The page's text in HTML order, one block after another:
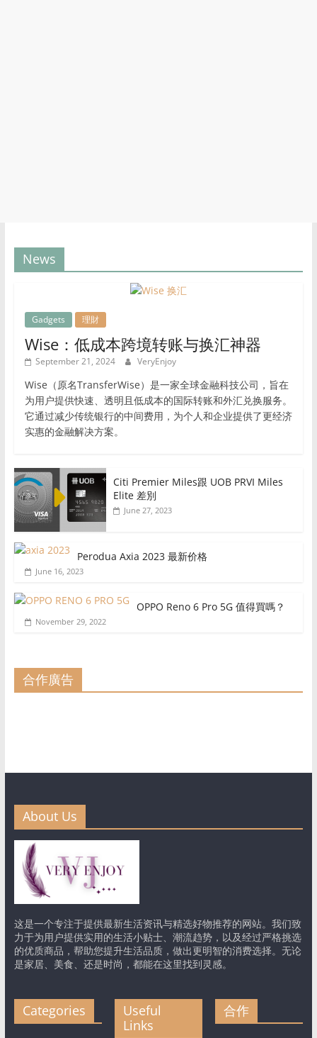
News
Gadgets 理財
Wise：低成本跨境转账与换汇神器
September 21, 2024 VeryEnjoy
Wise（原名TransferWise）是一家全球金融科技公司，旨在
为用户提供快速、透明且低成本的国际转账和外汇兑换服务。
它通过减少传统银行的中间费用，为个人和企业提供了更经济
实惠的金融解决方案。
Citi Premier Miles跟 UOB PRVI Miles
Elite 差別
June 27, 2023
Perodua Axia 2023 最新价格
June 16, 2023
OPPO Reno 6 Pro 5G 值得買嗎？
November 29, 2022
合作廣告
About Us
这是一个专注于提供最新生活资讯与精选好物推荐的网站。我们致
力于为用户提供实用的生活小贴士、潮流趋势，以及经过严格挑选
的优质商品，帮助您提升生活品质，做出更明智的消费选择。无论
是家居、美食、还是时尚，都能在这里找到灵感。
Categories
Useful
Links
合作